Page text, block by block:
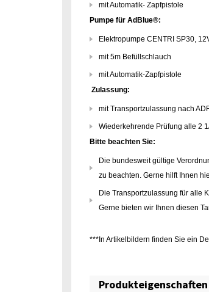
mit Automatik- Zapfpistole
Pumpe für AdBlue®:
Elektropumpe CENTRI SP30,
mit 5m Befüllschlauch
mit Automatik-Zapfpistole
Zulassung:
mit Transportzulassung nach
Wiederkehrende Prüfung alle 2
Bitte beachten Sie:
Die bundesweit gültige
zu beachten. Gerne hilft Ihnen
Die Transportzulassung für alle
Gerne bieten wir Ihnen diesen
***In Artikelbildern finden Sie ein
Produkteigenschaften